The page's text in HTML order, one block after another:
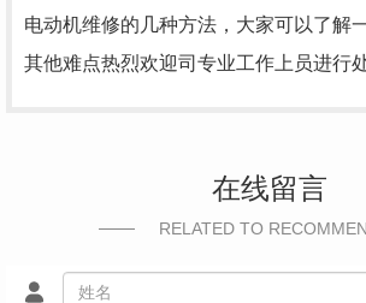
电动机维修的几种方法，大家可以了解
其他难点热烈欢迎司专业工作上员进行处
在线留言
RELATED TO